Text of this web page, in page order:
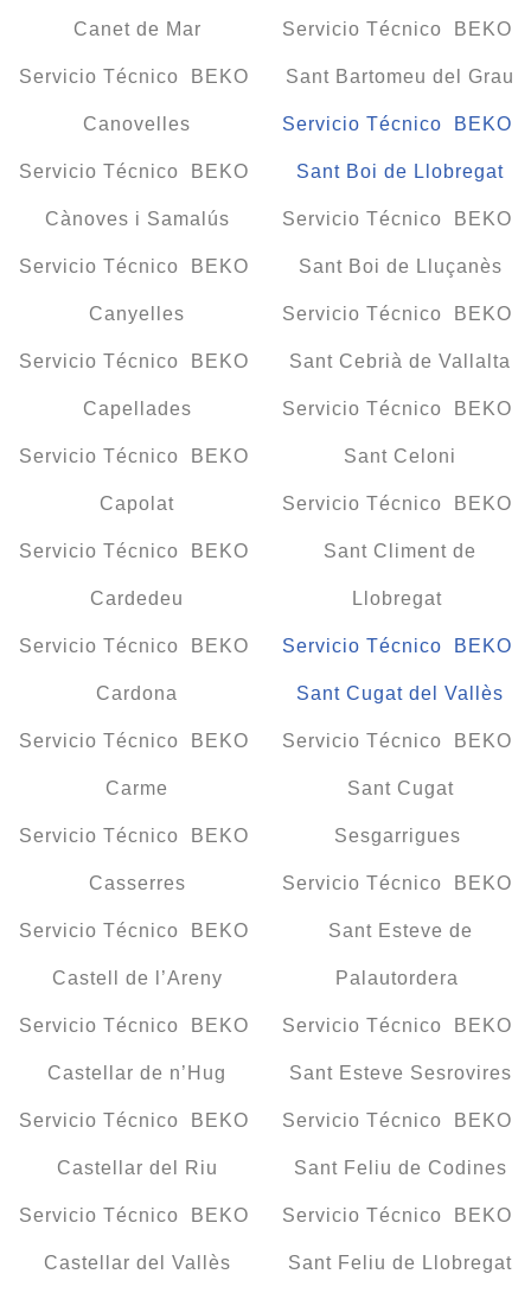
Canet de Mar
Servicio Técnico BEKO
Canovelles
Servicio Técnico BEKO
Cànoves i Samalús
Servicio Técnico BEKO
Canyelles
Servicio Técnico BEKO
Capellades
Servicio Técnico BEKO
Capolat
Servicio Técnico BEKO
Cardedeu
Servicio Técnico BEKO
Cardona
Servicio Técnico BEKO
Carme
Servicio Técnico BEKO
Casserres
Servicio Técnico BEKO
Castell de l’Areny
Servicio Técnico BEKO
Castellar de n’Hug
Servicio Técnico BEKO
Castellar del Riu
Servicio Técnico BEKO
Castellar del Vallès
Servicio Técnico BEKO
Sant Bartomeu del Grau
Servicio Técnico BEKO
Sant Boi de Llobregat
Servicio Técnico BEKO
Sant Boi de Lluçanès
Servicio Técnico BEKO
Sant Cebrià de Vallalta
Servicio Técnico BEKO
Sant Celoni
Servicio Técnico BEKO
Sant Climent de
Llobregat
Servicio Técnico BEKO
Sant Cugat del Vallès
Servicio Técnico BEKO
Sant Cugat
Sesgarrigues
Servicio Técnico BEKO
Sant Esteve de
Palautordera
Servicio Técnico BEKO
Sant Esteve Sesrovires
Servicio Técnico BEKO
Sant Feliu de Codines
Servicio Técnico BEKO
Sant Feliu de Llobregat